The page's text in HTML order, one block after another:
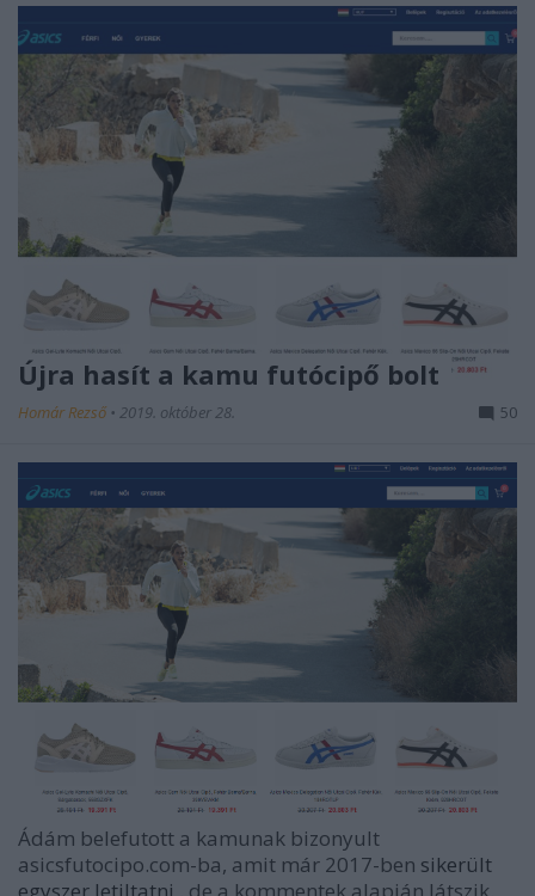
Újra hasít a kamu futócipő bolt
Homár Rezső • 2019. október 28. 50
Ádám belefutott a kamunak bizonyult
asicsfutocipo.com-ba, amit már 2017-ben sikerült